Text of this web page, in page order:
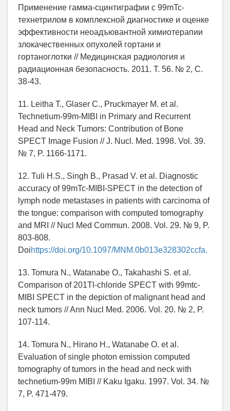
Применение гамма-сцинтиграфии с 99mTc-
технетрилом в комплексной диагностике и оценке
эффективности неоадъювантной химиотерапии
злокачественных опухолей гортани и
гортаноглотки // Медицинская радиология и
радиационная безопасность. 2011. Т. 56. № 2, С.
38-43.
11. Leitha T., Glaser C., Pruckmayer M. et al.
Technetium-99m-MIBI in Primary and Recurrent
Head and Neck Tumors: Contribution of Bone
SPECT Image Fusion // J. Nucl. Med. 1998. Vol. 39.
№ 7, P. 1166-1171.
12. Tuli H.S., Singh B., Prasad V. et al. Diagnostic
accuracy of 99mTc-MIBI-SPECT in the detection of
lymph node metastases in patients with carcinoma of
the tongue: comparison with computed tomography
and MRI // Nucl Med Commun. 2008. Vol. 29. № 9, P.
803-808.
Doihttps://doi.org/10.1097/MNM.0b013e328302ccfa.
13. Tomura N., Watanabe O., Takahashi S. et al.
Comparison of 201Tl-chloride SPECT with 99mtc-
MIBI SPECT in the depiction of malignant head and
neck tumors // Ann Nucl Med. 2006. Vol. 20. № 2, P.
107-114.
14. Tomura N., Hirano H., Watanabe O. et al.
Evaluation of single photon emission computed
tomography of tumors in the head and neck with
technetium-99m MIBI // Kaku Igaku. 1997. Vol. 34. №
7, P. 471-479.